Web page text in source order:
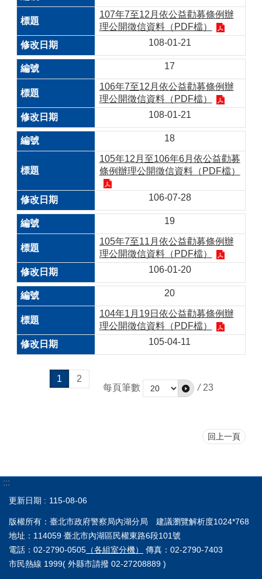
107年7至12月依公益勸募條例辦
理公開徵信資料（PDF檔）
108-01-21
17
106年7至12月依公益勸募條例辦
理公開徵信資料（PDF檔）
108-01-21
18
105年12月至106年6月依公益勸募
條例辦理公開徵信資料（PDF檔）
106-07-28
19
105年7至11月依公益勸募條例辦
理公開徵信資料（PDF檔）
106-01-20
20
104年1月19日依公益勸募條例辦
理公開徵信資料（PDF檔）
105-04-11
1
2
每頁筆數
/ 23
回上一頁
:::
更新日期 115-08-06
版權所有：臺北市政府警察局內湖分局 建議瀏覽解析度1024*768
地址：114059 臺北市內湖區民權東路6段101號
電話：02-2790-0505 （各組室分機）
傳真：02-2790-7403
市民熱線 1999( 外縣市請撥 02-27208889 )